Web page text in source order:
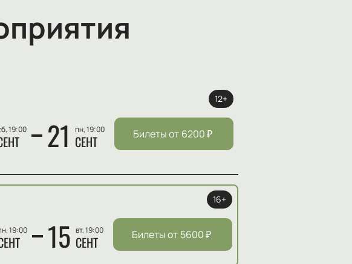
19:00 21 пн, 19:00
СЕНТ
12+
Билеты от 6200₽
19:00 15 вт, 19:00
СЕНТ
16+
Билеты от 5600₽